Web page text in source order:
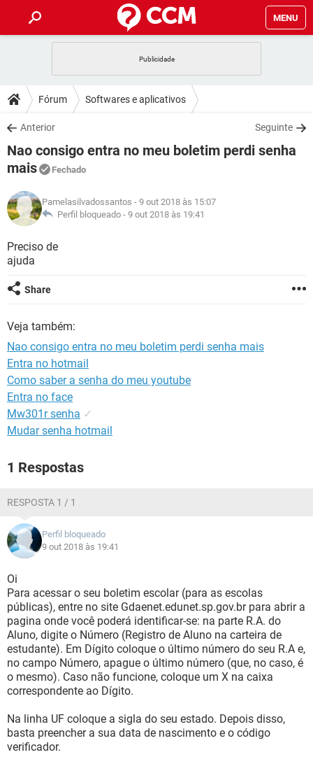
MENU
CELULAR FACEBOOK
OUTLOOK
INSTAGRAM GMAIL
GUIA DE COMPRAS
DICAS
JOGOS WHATSAPP
OUTLOOK
GUIA DE COMPRAS
DOWNLOADS
JOGOS WHATSAPP
CELULAR
OUTLOOK EXCEL
INSTAGRAM
GUIA DE COMPRAS
FÓRUM
CELULAR FACEBOOK
INSTAGRAM
GUIA DE COMPRAS
GLOSSÁRIO
JOGOS
CELULAR
INSTAGRAM
Fórum Softwares e aplicativos
Anterior Seguinte
Nao consigo entra no meu boletim perdi senha
mais
Fechado
Pamelasilvadossantos - 9 out 2018 às 15:07
Perfil bloqueado - 9 out 2018 às 19:41
Preciso de
ajuda
Share
Veja também:
Nao consigo entra no meu boletim perdi senha mais
Entra no hotmail
Como saber a senha do meu youtube
Entra no face
Mw301r senha ✓
Mudar senha hotmail
1 Respostas
RESPOSTA 1 / 1
Perfil bloqueado
9 out 2018 às 19:41
Oi
Para acessar o seu boletim escolar (para as escolas
públicas), entre no site Gdaenet.edunet.sp.gov.br para abrir a
pagina onde você poderá identificar-se: na parte R.A. do
Aluno, digite o Número (Registro de Aluno na carteira de
estudante). Em Dígito coloque o último número do seu R.A e,
no campo Número, apague o último número (que, no caso, é
o mesmo). Caso não funcione, coloque um X na caixa
correspondente ao Dígito.
Na linha UF coloque a sigla do seu estado. Depois disso,
basta preencher a sua data de nascimento e o código
verificador.